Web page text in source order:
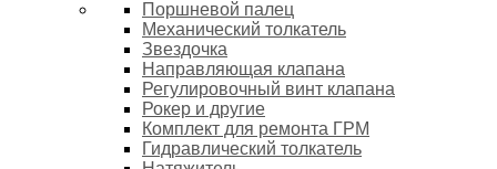
Поршневой палец
Механический толкатель
Звездочка
Направляющая клапана
Регулировочный винт клапана
Рокер и другие
Комплект для ремонта ГРМ
Гидравлический толкатель